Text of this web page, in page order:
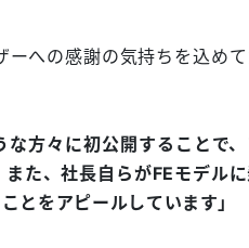
への感謝の気持ちを込めて
な方々に初公開することで、
た、社長自らがFEモデルに
とをアピールしています」